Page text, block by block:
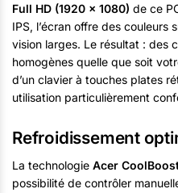
Full HD (1920 x 1080) de ce
IPS, l’écran offre des
vision larges. Le résultat : des
homogènes quelle que soit
d’un clavier à touches plates
utilisation particulièrement
Refroidissement
La technologie Acer
possibilité de contrôler